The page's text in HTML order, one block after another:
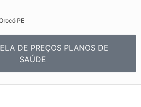
PE​
DE PREÇOS PLANOS DE
SAÚDE